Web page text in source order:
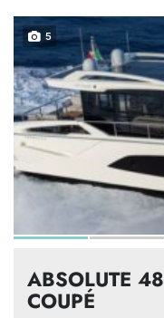
5
ABSOLUTE 48
COUPÉ